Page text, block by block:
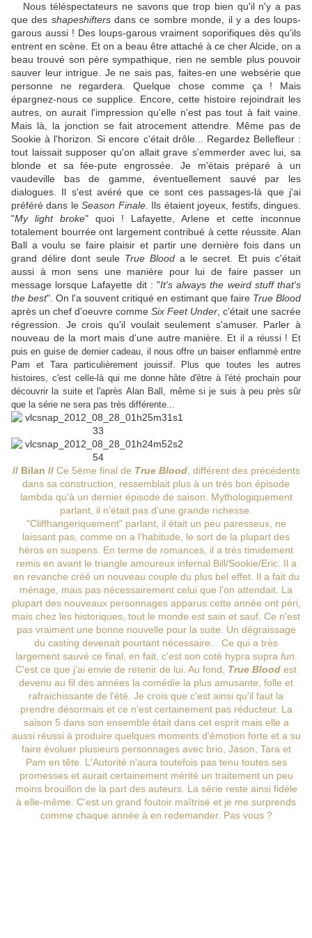
Nous téléspectateurs ne savons que trop bien qu'il n'y a pas
que des shapeshiftersdans ce sombre monde, il y a des loups-
garous aussi ! Des loups-garous vraiment soporifiques dès qu'ils
entrent en scène. Et on a beau être attaché à ce cher Alcide, on a
beau trouvé son père sympathique, rien ne semble plus pouvoir
sauver leur intrigue. Je ne sais pas, faites-en une websérie que
personne ne regardera. Quelque chose comme ça ! Mais
épargnez-nous ce supplice. Encore, cette histoire rejoindrait les
autres, on aurait l'impression qu'elle n'est pas tout à fait vaine.
Mais là, la jonction se fait atrocement attendre. Même pas de
Sookie à l'horizon. Si encore c'était drôle... Regardez Bellefleur :
tout laissait supposer qu'on allait grave s'emmerder avec lui, sa
blonde et sa fée-pute engrossée. Je m'étais préparé à un
vaudeville bas de gamme, éventuellement sauvé par les
dialogues. Il s'est avéré que ce sont ces passages-là que j'ai
préféré dans leSeason Finale. Ils étaient joyeux, festifs, dingues.
"My light broke" quoi ! Lafayette, Arlene et cette inconnue
totalement bourrée ont largement contribué à cette réussite. Alan
Ball a voulu se faire plaisir et partir une dernière fois dans un
grand délire dont seule True Blooda le secret. Et puis c'était
aussi à mon sens une manière pour lui de faire passer un
message lorsque Lafayette dit : "It's always the weird stuff that's
the best". On l'a souvent critiqué en estimant que faire True Blood
après un chef d'oeuvre comme Six Feet Under , c'était une sacrée
régression. Je crois qu'il voulait seulement s'amuser. Parler à
nouveau de la mort mais d'une autre manière.
Et il a réussi ! Et
puis en guise de dernier cadeau, il nous offre un baiser enflammé entre
Pam et Tara particulièrement jouissif. Plus que toutes les autres
histoires, c'est celle-là qui me donne hâte d'être à l'été prochain pour
découvrir la suite et l'après Alan Ball, même si je suis à peu près sûr
que la série ne sera pas très différente...
// Bilan // Ce 5ème final de True Blood, différent des précédents
dans sa construction, ressemblait plus à un très bon épisode
lambda qu'à un dernier épisode de saison. Mythologiquement
parlant, il n'était pas d'une grande richesse.
"Cliffhangeriquement" parlant, il était un peu paresseux, ne
laissant pas, comme on a l'habitude, le sort de la plupart des
héros en suspens. En terme de romances, il a très timidement
remis en avant le triangle amoureux infernal Bill/Sookie/Eric. Il a
en revanche créé un nouveau couple du plus bel effet. Il a fait du
ménage, mais pas nécessairement celui que l'on attendait. La
plupart des nouveaux personnages apparus cette année ont péri,
mais chez les historiques, tout le monde est sain et sauf. Ce n'est
pas vraiment une bonne nouvelle pour la suite. Un dégraissage
du casting devenait pourtant nécessaire... Ce qui a très
largement sauvé ce final, en fait, c'est son coté hypra supra fun
C'est ce que j'ai envie de retenir de lui. Au fond, True Blood est
devenu au fil des années la comédie la plus amusante, folle et
rafraichissante de l'été. Je crois que c'est ainsi qu'il faut la
prendre désormais et ce n'est certainement pas réducteur. La
saison 5 dans son ensemble était dans cet esprit mais elle a
aussi réussi à produire quelques moments d'émotion forte et a su
faire évoluer plusieurs personnages avec brio, Jason, Tara et
Pam en tête. L'Autorité n'aura toutefois pas tenu toutes ses
promesses et aurait certainement mérité un traitement un peu
moins brouillon de la part des auteurs. La série reste ainsi fidèle
à elle-même. C'est un grand foutoir maîtrisé et je me surprends
comme chaque année à en redemander. Pas vous ?